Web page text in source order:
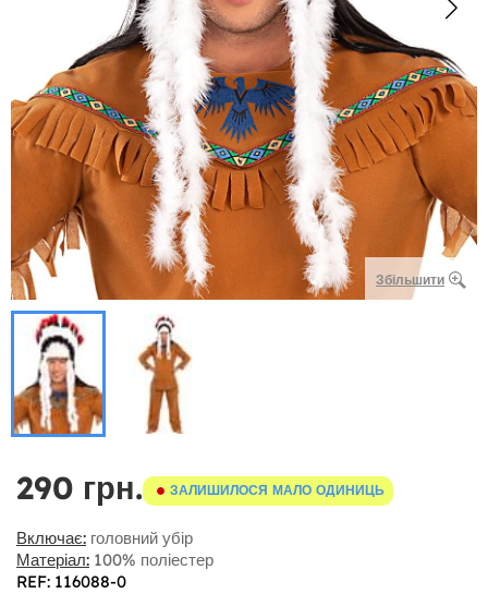
Збільшити
290 грн. ЗАЛИШИЛОСЯ МАЛО ОДИНИЦЬ
Включає: головний убір
Матеріал: 100% поліестер
REF: 116088-0